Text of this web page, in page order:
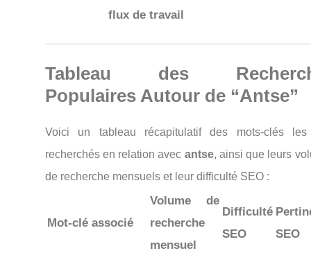
flux de travail
Tableau des
Populaires Autour de “Antse”
Voici un tableau récapitulatif des mots-clés
recherchés en relation avec antse, ainsi que leurs
de recherche mensuels et leur difficulté SEO :
Mot-clé associé
Volume de
recherche
mensuel
Difficulté
SEO
SEO